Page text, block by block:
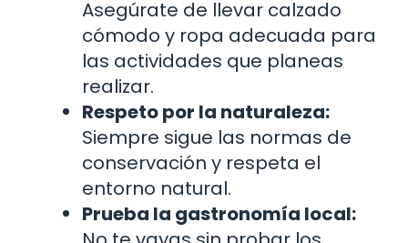
Asegúrate de llevar calzado
cómodo y ropa adecuada para
las actividades que planeas
realizar.
Respeto por la naturaleza:
Siempre sigue las normas de
conservación y respeta el
entorno natural.
Prueba la gastronomía local: